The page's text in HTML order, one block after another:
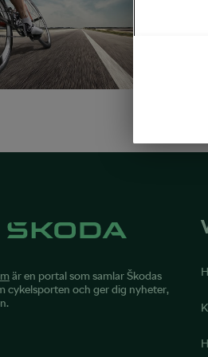
Har du
gjorde
är en portal som samlar Škodas
cykelsporten och ger dig nyheter,